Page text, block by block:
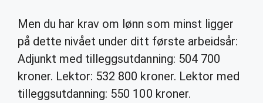
Men du har krav om lønn som minst ligger
på dette nivået under ditt første arbeidsår:
Adjunkt med tilleggsutdanning: 504 700
kroner. Lektor: 532 800 kroner. Lektor med
tilleggsutdanning: 550 100 kroner.